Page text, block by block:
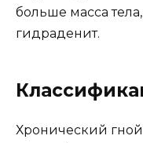
больше масса
гидраденит.
Хронический